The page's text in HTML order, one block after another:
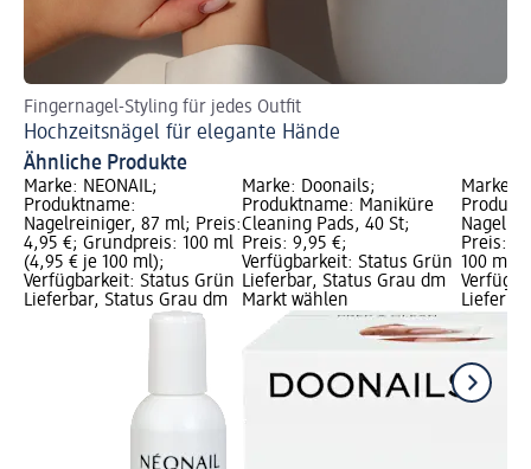
Fingernagel-Styling für jedes Outfit
Hochzeitsnägel für elegante Hände
Ähnliche Produkte
Marke: NÉONAIL;
Produktname:
Nagelreiniger, 87 ml; Preis:
4,95 €; Grundpreis: 100 ml
(4,95 € je 100 ml);
Verfügbarkeit: Status Grün
Lieferbar, Status Grau dm
Marke: Doonails;
Produktname: Maniküre
Cleaning Pads, 40 St;
Preis: 9,95 €;
Verfügbarkeit: Status Grün
Lieferbar, Status Grau dm
Markt wählen
Marke:
Preis:
100 ml